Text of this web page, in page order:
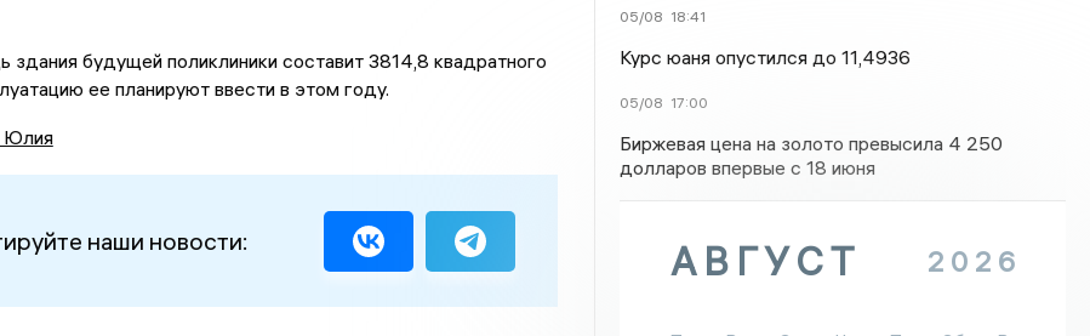
будущей поликлиники составит 3814,8 квадратного
ее планируют ввести в этом году.
Юлия
наши новости:
05/08 18:41
Курс юаня опустился до 11,4936
05/08 17:00
Биржевая цена на золото превысила 4 250
долларов впервые с 18 июня
АВГУСТ 2026